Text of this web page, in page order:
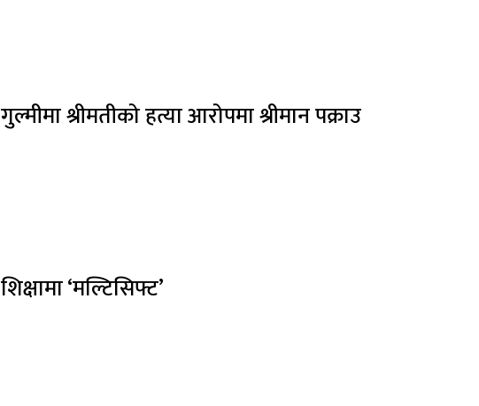
गुल्मीमा श्रीमतीको हत्या आरोपमा श्रीमान पक्राउ
शिक्षामा ‘मल्टिसिफ्ट’